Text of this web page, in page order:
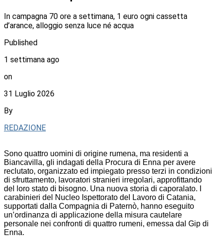
In campagna 70 ore a settimana, 1 euro ogni cassetta
d’arance, alloggio senza luce né acqua
Published
1 settimana ago
on
31 Luglio 2026
By
REDAZIONE
Sono quattro uomini di origine rumena, ma residenti a
Biancavilla, gli indagati della Procura di Enna per avere
reclutato, organizzato ed impiegato presso terzi in condizioni
di sfruttamento, lavoratori stranieri irregolari, approfittando
del loro stato di bisogno. Una nuova storia di caporalato. I
carabinieri del Nucleo Ispettorato del Lavoro di Catania,
supportati dalla Compagnia di Paternò, hanno eseguito
un’ordinanza di applicazione della misura cautelare
personale nei confronti di quattro rumeni, emessa dal Gip di
Enna.